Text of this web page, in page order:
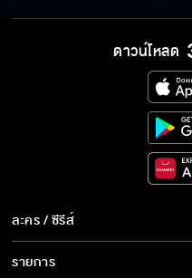
ดาวน์โหลด
ละคร / ซีรีส์
ละคร/ซีรีส์
รายการ